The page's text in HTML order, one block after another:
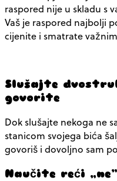
raspored nije u skladu s
Vaš je raspored najbolji
cijenite i smatrate
Slušajte
govorite
Dok slušajte nekoga ne
stanicom svojega bića
govoriš i dovoljno sam
Naučite reći „ne”